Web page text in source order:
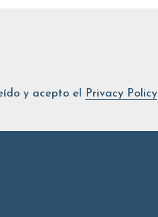
y acepto el Privacy Policy